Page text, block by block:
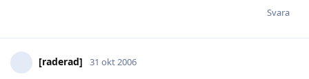
Svara
[raderad] 31 okt 2006